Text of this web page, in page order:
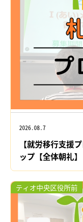
2026.08.7
【就労移行支援
ップ【全体朝礼】
ティオ中央区役所前